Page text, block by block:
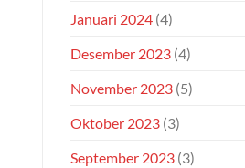
Januari 2024 (4)
Desember 2023 (4)
November 2023 (5)
Oktober 2023 (3)
September 2023 (3)